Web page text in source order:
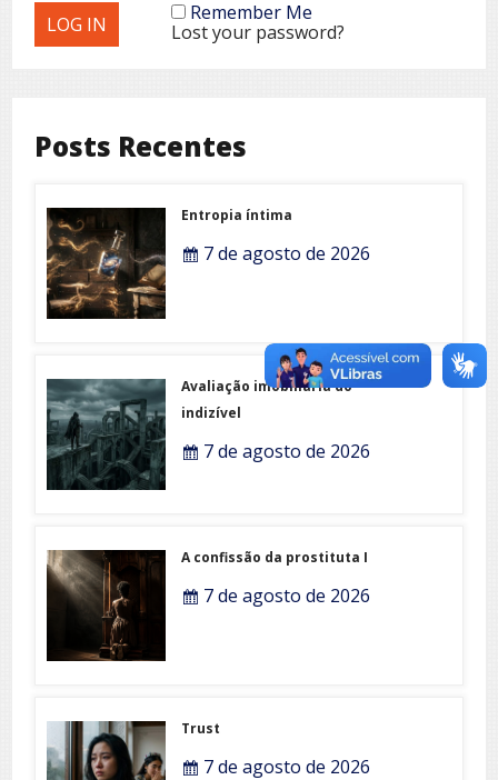
Remember Me
Lost your password?
Posts Recentes
Entropia íntima
7 de agosto de 2026
Avaliação imobiliária do
indizível
7 de agosto de 2026
A confissão da prostituta I
7 de agosto de 2026
Trust
7 de agosto de 2026